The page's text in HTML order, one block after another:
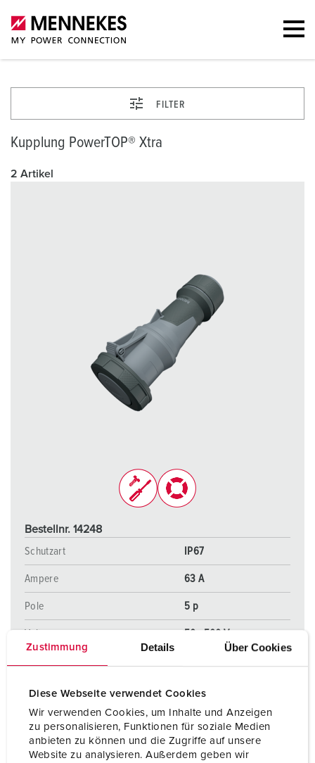
Zustimmung Details Über Cookies
Diese Webseite verwendet Cookies
Wir verwenden Cookies, um Inhalte und Anzeigen
zu personalisieren, Funktionen für soziale Medien
anbieten zu können und die Zugriffe auf unsere
Website zu analysieren. Außerdem geben wir
FILTER
Kupplung PowerTOP® Xtra
2 Artikel
Bestellnr. 14248
Schutzart
IP67
Ampere 63 A
Pole 5 p
Volt 50 - 500 V
Kontakt
hochwärmebeständige
Kontakt X-CONTACT®